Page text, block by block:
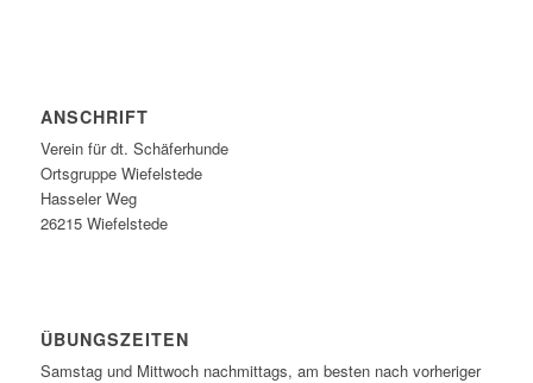
ANSCHRIFT
Verein für dt. Schäferhunde
Ortsgruppe Wiefelstede
Hasseler Weg
26215 Wiefelstede
ÜBUNGSZEITEN
Samstag und Mittwoch nachmittags, am besten nach vorheriger